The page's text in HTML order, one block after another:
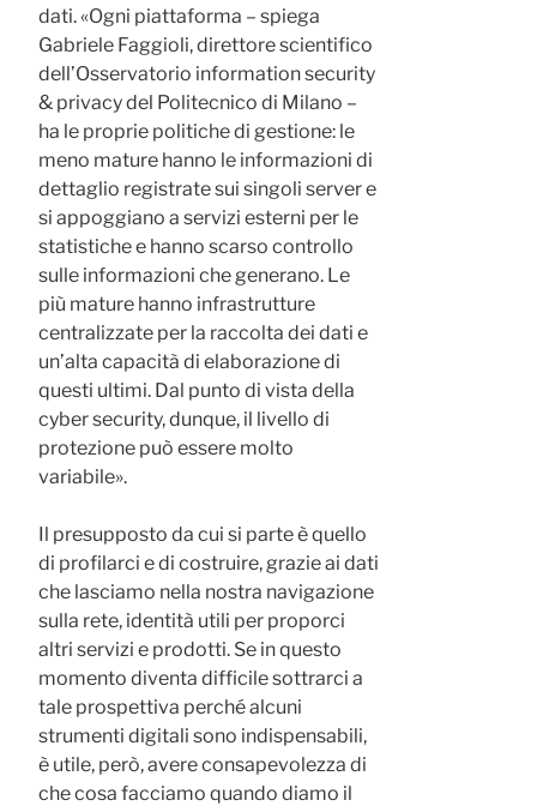
dati. «Ogni piattaforma – spiega
Gabriele Faggioli, direttore scientifico
dell’Osservatorio information security
& privacy del Politecnico di Milano –
ha le proprie politiche di gestione: le
meno mature hanno le informazioni di
dettaglio registrate sui singoli server e
si appoggiano a servizi esterni per le
statistiche e hanno scarso controllo
sulle informazioni che generano. Le
più mature hanno infrastrutture
centralizzate per la raccolta dei dati e
un’alta capacità di elaborazione di
questi ultimi. Dal punto di vista della
cyber security, dunque, il livello di
protezione può essere molto
variabile».
Il presupposto da cui si parte è quello
di profilarci e di costruire, grazie ai dati
che lasciamo nella nostra navigazione
sulla rete, identità utili per proporci
altri servizi e prodotti. Se in questo
momento diventa difficile sottrarci a
tale prospettiva perché alcuni
strumenti digitali sono indispensabili,
è utile, però, avere consapevolezza di
che cosa facciamo quando diamo il